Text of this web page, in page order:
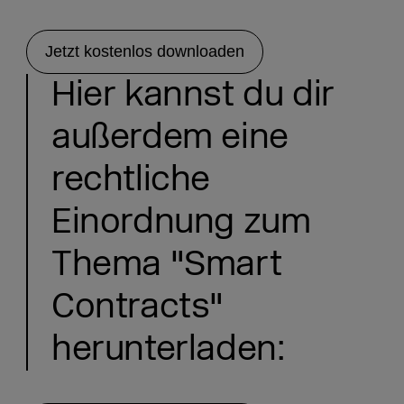
Jetzt kostenlos downloaden
Hier kannst du dir
außerdem eine
rechtliche
Einordnung zum
Thema "Smart
Contracts"
herunterladen: